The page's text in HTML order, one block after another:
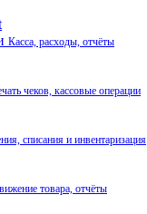
Касса, расходы, отчёты
чеков, кассовые операции
списания и инвентаризация
товара, отчёты